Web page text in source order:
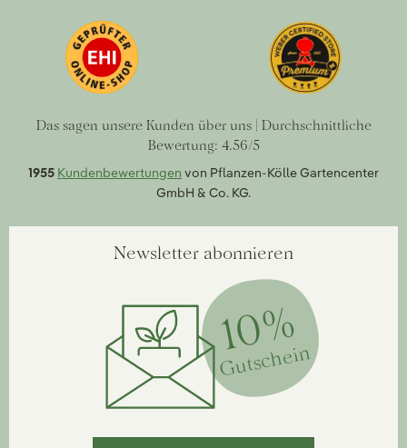
Das sagen unsere Kunden über uns | Durchschnittliche
Bewertung: 4.56/5
1955 Kundenbewertungen von Pflanzen-Kölle Gartencenter
GmbH & Co. KG.
Newsletter abonnieren
10%
Gutschein